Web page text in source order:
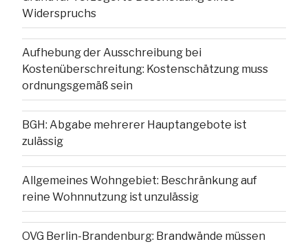
Widerspruchs
Aufhebung der Ausschreibung bei
Kostenüberschreitung: Kostenschätzung muss
ordnungsgemäß sein
BGH: Abgabe mehrerer Hauptangebote ist
zulässig
Allgemeines Wohngebiet: Beschränkung auf
reine Wohnnutzung ist unzulässig
OVG Berlin-Brandenburg: Brandwände müssen